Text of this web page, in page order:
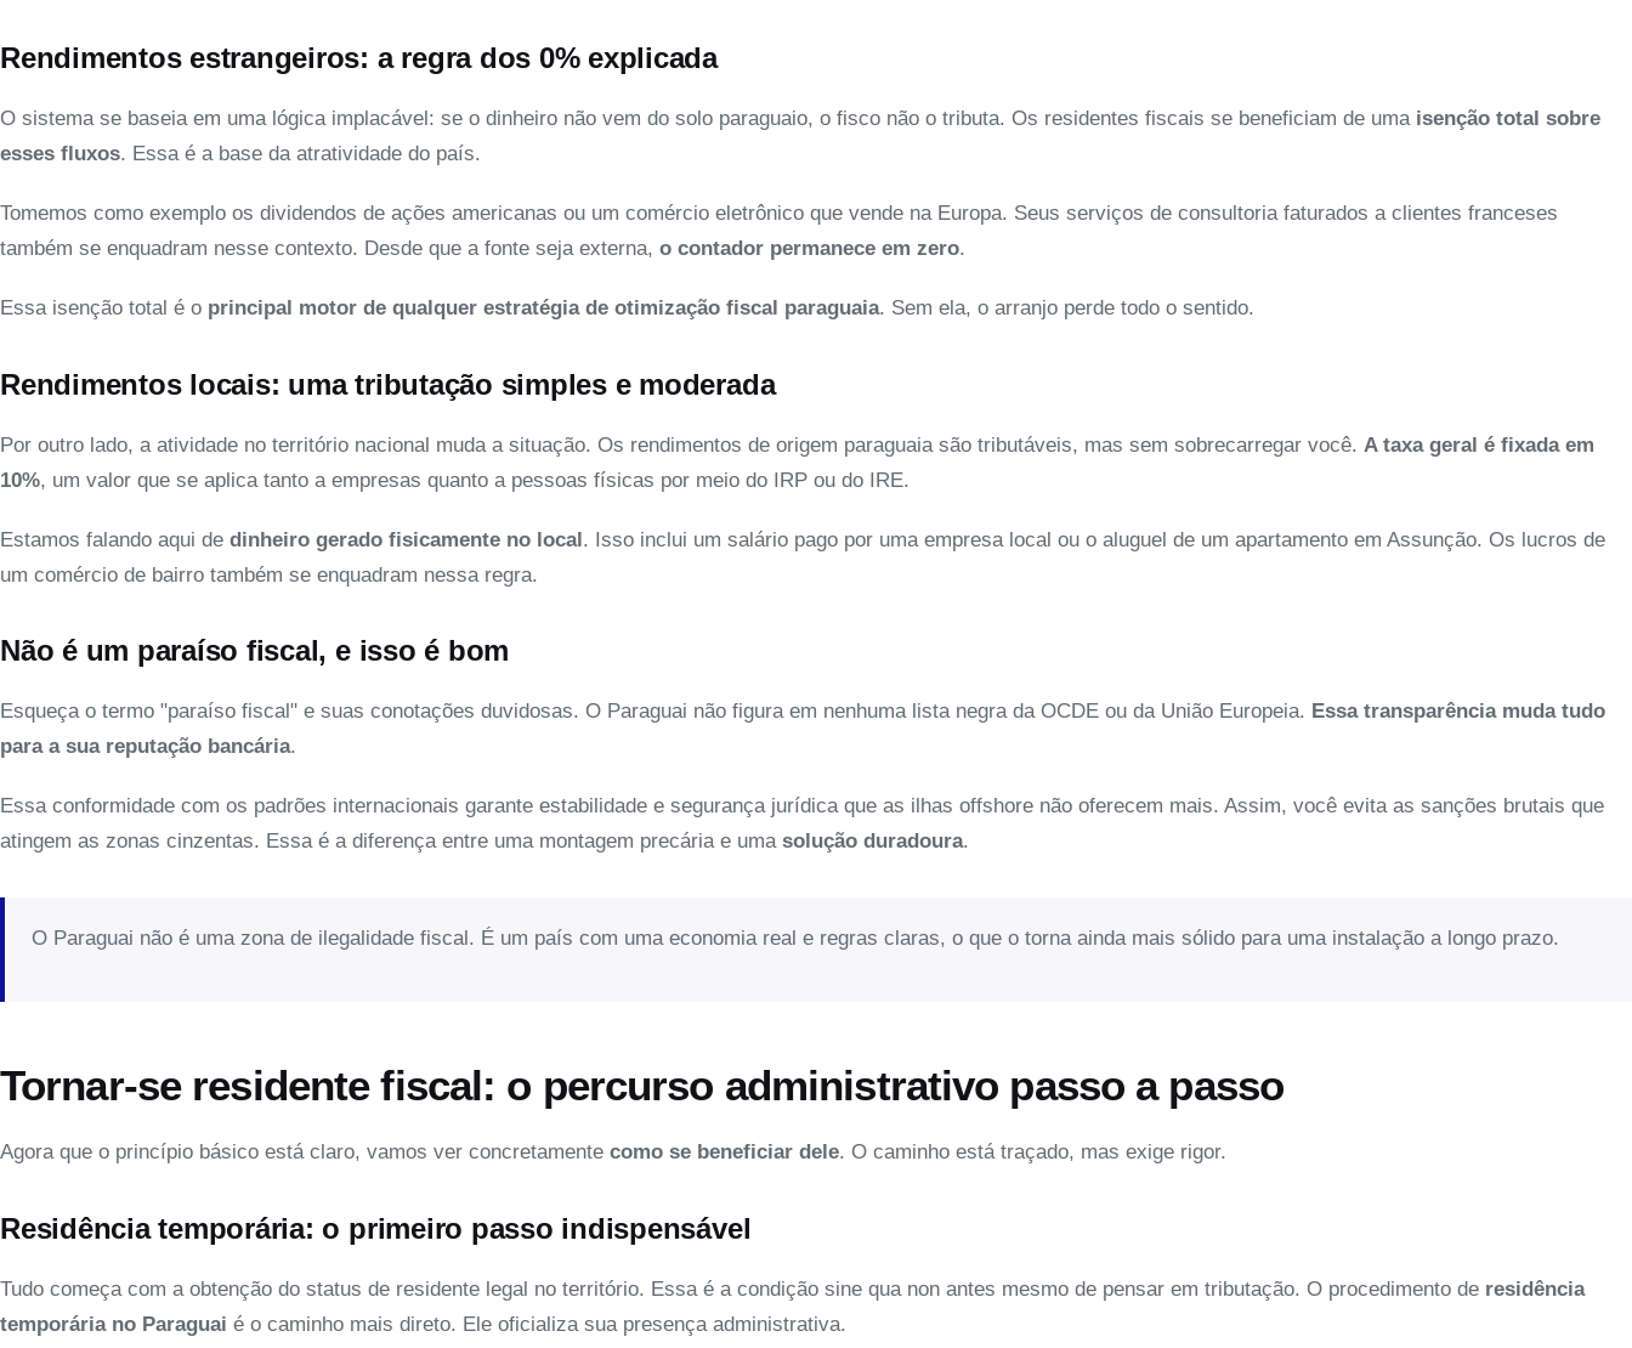
Rendimentos estrangeiros: a regra dos 0% explicada
O sistema se baseia em uma lógica implacável: se o dinheiro não vem do solo paraguaio, o fisco não o tributa. Os residentes fiscais se beneficiam de uma isenção total sobre
esses fluxos. Essa é a base da atratividade do país.
Tomemos como exemplo os dividendos de ações americanas ou um comércio eletrônico que vende na Europa. Seus serviços de consultoria faturados a clientes franceses
também se enquadram nesse contexto. Desde que a fonte seja externa, o contador permanece em zero.
Essa isenção total é o principal motor de qualquer estratégia de otimização fiscal paraguaia. Sem ela, o arranjo perde todo o sentido.
Rendimentos locais: uma tributação simples e moderada
Por outro lado, a atividade no território nacional muda a situação. Os rendimentos de origem paraguaia são tributáveis, mas sem sobrecarregar você. A taxa geral é fixada em
10%, um valor que se aplica tanto a empresas quanto a pessoas físicas por meio do IRP ou do IRE.
Estamos falando aqui de dinheiro gerado fisicamente no local. Isso inclui um salário pago por uma empresa local ou o aluguel de um apartamento em Assunção. Os lucros de
um comércio de bairro também se enquadram nessa regra.
Não é um paraíso fiscal, e isso é bom
Esqueça o termo "paraíso fiscal" e suas conotações duvidosas. O Paraguai não figura em nenhuma lista negra da OCDE ou da União Europeia. Essa transparência muda tudo
para a sua reputação bancária.
Essa conformidade com os padrões internacionais garante estabilidade e segurança jurídica que as ilhas offshore não oferecem mais. Assim, você evita as sanções brutais que
atingem as zonas cinzentas. Essa é a diferença entre uma montagem precária e uma solução duradoura.
O Paraguai não é uma zona de ilegalidade fiscal. É um país com uma economia real e regras claras, o que o torna ainda mais sólido para uma instalação a longo prazo.
Tornar-se residente fiscal: o percurso administrativo passo a passo
Agora que o princípio básico está claro, vamos ver concretamente como se beneficiar dele. O caminho está traçado, mas exige rigor.
Residência temporária: o primeiro passo indispensável
Tudo começa com a obtenção do status de residente legal no território. Essa é a condição sine qua non antes mesmo de pensar em tributação. O procedimento de residência
temporária no Paraguai é o caminho mais direto. Ele oficializa sua presença administrativa.